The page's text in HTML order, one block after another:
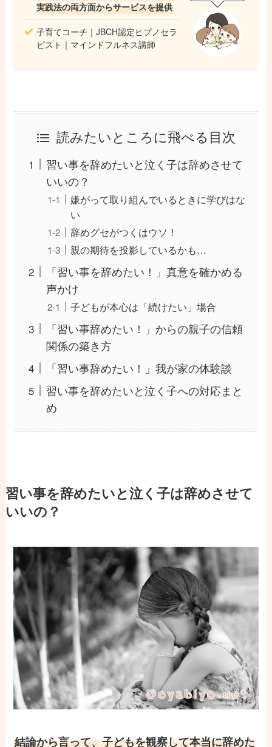
実践法の両方面からサービスを提供
子育てコーチ｜JBCH認定ヒプノセラ
ピスト｜マインドフルネス講師
読みたいところに飛べる目次
習い事を辞めたいと泣く子は辞めさせて
いいの？
嫌がって取り組んでいるときに学びはな
い
辞めグセがつくはウソ！
親の期待を投影しているかも…
「習い事を辞めたい！」真意を確かめる
声かけ
子どもが本心は「続けたい」場合
「習い事辞めたい！」からの親子の信頼
関係の築き方
「習い事辞めたい！」我が家の体験談
習い事を辞めたいと泣く子への対応まと
め
習い事を辞めたいと泣く子は辞めさせて
いいの？
結論から言って、子どもを観察して本当に辞めた